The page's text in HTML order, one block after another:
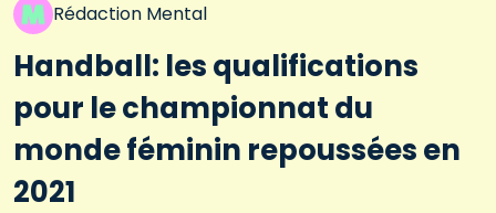
Rédaction Mental
Handball: les qualifications
pour le championnat du
monde féminin repoussées en
2021